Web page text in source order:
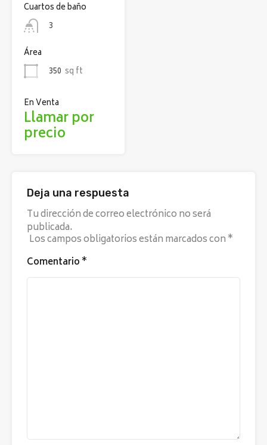
Cuartos de baño
3
Área
350 sq ft
En Venta
Llamar por
precio
Deja una respuesta
Tu dirección de correo electrónico no será
publicada.
Los campos obligatorios están marcados con*
Comentario*